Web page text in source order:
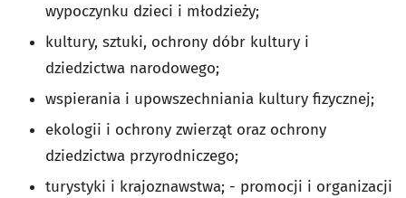
wypoczynku dzieci i młodzieży;
kultury, sztuki, ochrony dóbr kultury i
dziedzictwa narodowego;
wspierania i upowszechniania kultury fizycznej;
ekologii i ochrony zwierząt oraz ochrony
dziedzictwa przyrodniczego;
turystyki i krajoznawstwa; - promocji i organizacji